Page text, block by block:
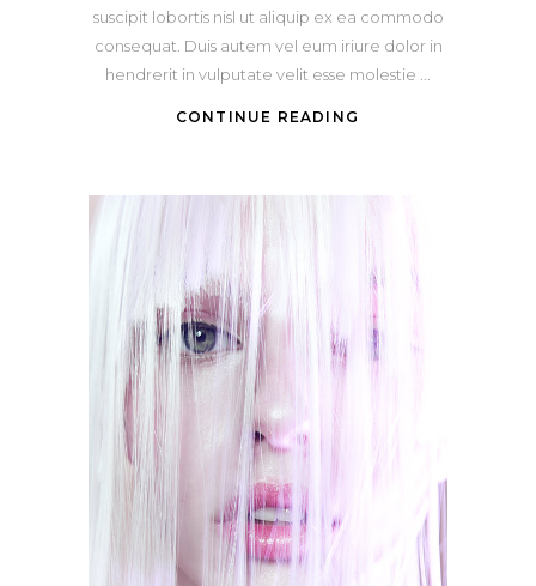
suscipit lobortis nisl ut aliquip ex ea commodo
consequat. Duis autem vel eum iriure dolor in
hendrerit in vulputate velit esse molestie
CONTINUE READING